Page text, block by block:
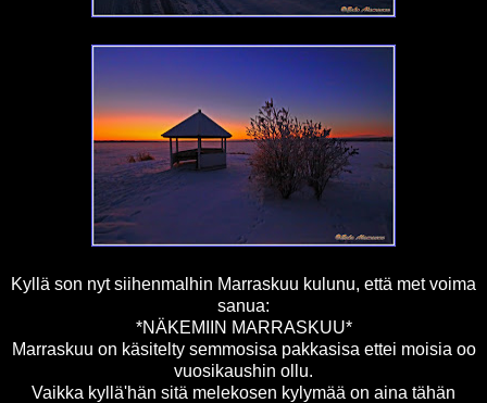
Kyllä son nyt siihenmalhin Marraskuu kulunu, että met voima
sanua:
*NÄKEMIIN MARRASKUU*
Marraskuu on käsitelty semmosisa pakkasisa ettei moisia oo
vuosikaushin ollu.
Vaikka kyllä'hän sitä melekosen kylymää on aina tähän